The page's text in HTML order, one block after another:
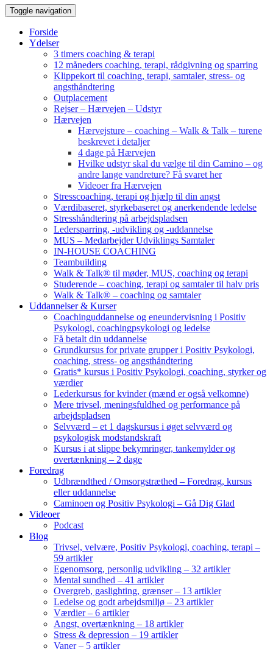
Toggle navigation
Forside
Ydelser
3 timers coaching & terapi
12 måneders coaching, terapi, rådgivning og sparring
Klippekort til coaching, terapi, samtaler, stress- og
angsthåndtering
Outplacement
Rejser – Hærvejen – Udstyr
Hærvejen
Hærvejsture – coaching – Walk & Talk – turene
beskrevet i detaljer
4 dage på Hærvejen
Hvilke udstyr skal du vælge til din Camino – og
andre lange vandreture? Få svaret her
Videoer fra Hærvejen
Stresscoaching, terapi og hjælp til din angst
Værdibaseret, styrkebaseret og anerkendende ledelse
Stresshåndtering på arbejdspladsen
Ledersparring, -udvikling og -uddannelse
MUS – Medarbejder Udviklings Samtaler
IN-HOUSE COACHING
Teambuilding
Walk & Talk® til møder, MUS, coaching og terapi
Studerende – coaching, terapi og samtaler til halv pris
Walk & Talk® – coaching og samtaler
Uddannelser & Kurser
Coachinguddannelse og eneundervisning i Positiv
Psykologi, coachingpsykologi og ledelse
Få betalt din uddannelse
Grundkursus for private grupper i Positiv Psykologi,
coaching, stress- og angsthåndtering
Gratis* kursus i Positiv Psykologi, coaching, styrker og
værdier
Lederkursus for kvinder (mænd er også velkomne)
Mere trivsel, meningsfuldhed og performance på
arbejdspladsen
Selvværd – et 1 dagskursus i øget selvværd og
psykologisk modstandskraft
Kursus i at slippe bekymringer, tankemylder og
overtænkning – 2 dage
Foredrag
Udbrændthed / Omsorgstræthed – Foredrag, kursus
eller uddannelse
Caminoen og Positiv Psykologi – Gå Dig Glad
Videoer
Podcast
Blog
Trivsel, velvære, Positiv Psykologi, coaching, terapi –
59 artikler
Egenomsorg, personlig udvikling – 32 artikler
Mental sundhed – 41 artikler
Overgreb, gaslighting, grænser – 13 artikler
Ledelse og godt arbejdsmiljø – 23 artikler
Værdier – 6 artikler
Angst, overtænkning – 18 artikler
Stress & depression – 19 artikler
Vaner – 5 artikler